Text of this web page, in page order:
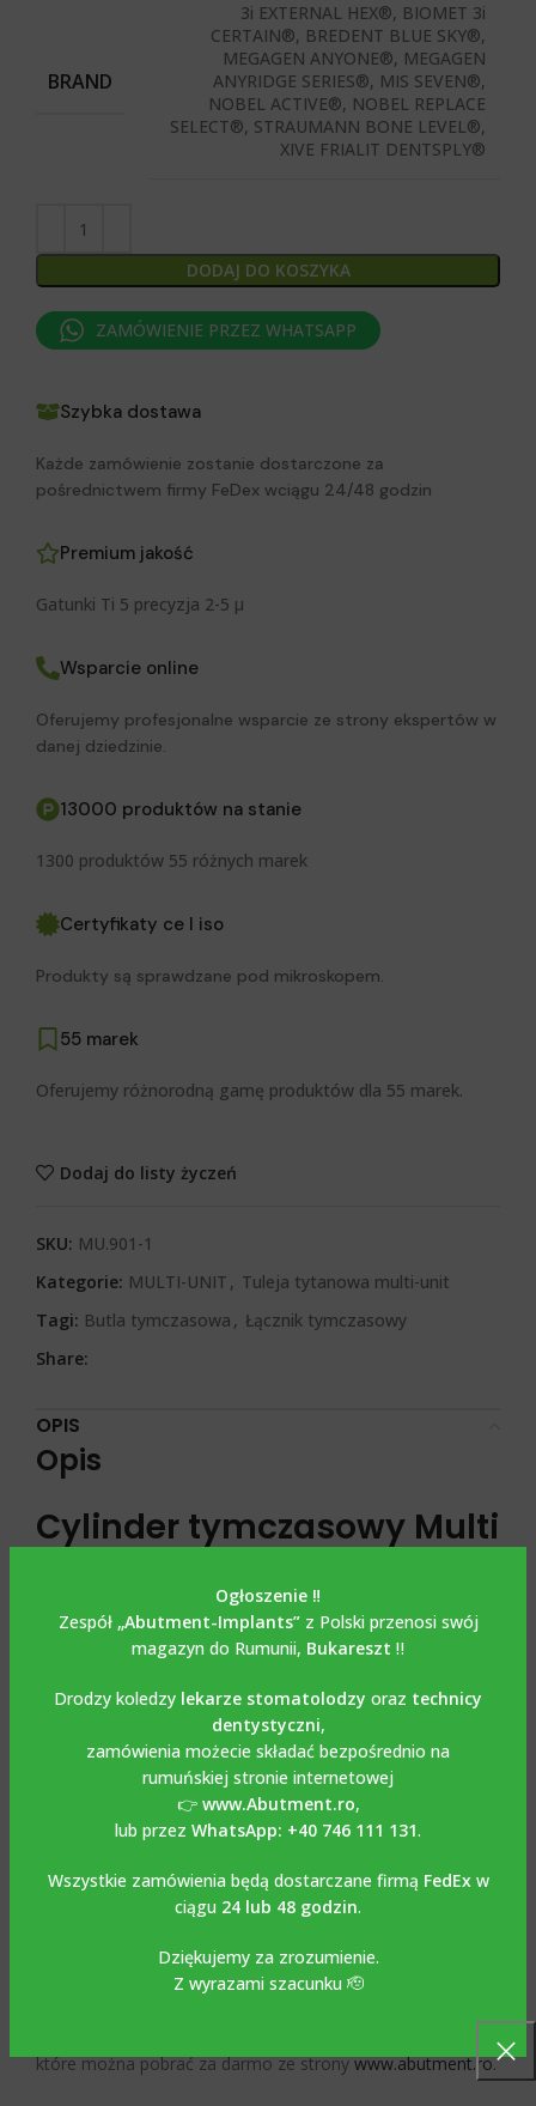
Ogłoszenie ‼️
Zespół „Abutment-Implants”z Polski przenosi swój
magazyn do Rumunii, Bukareszt ‼️
Drodzy koledzy lekarze stomatolodzy oraz technicy
dentystyczni,
zamówienia możecie składać bezpośrednio na
rumuńskiej stronie internetowej
👉 www.Abutment.ro,
lub przez WhatsApp: +40 746 111 131.
Wszystkie zamówienia będą dostarczane firmą FedExw
ciągu 24 lub 48 godzin.
Dziękujemy za zrozumienie.
Z wyrazami szacunku 🫡
BRAND
3i EXTERNAL HEX®, BIOMET 3i
CERTAIN®, BREDENT BLUE SKY®,
MEGAGEN ANYONE®, MEGAGEN
ANYRIDGE SERIES®, MIS SEVEN®,
NOBEL ACTIVE®, NOBEL REPLACE
SELECT®, STRAUMANN BONE LEVEL®,
XIVE FRIALIT DENTSPLY®
DODAJ DO KOSZYKA
ZAMÓWIENIE PRZEZ WHATSAPP
Szybka dostawa
Każde zamówienie zostanie dostarczone za
pośrednictwem firmy FeDex wciągu 24/48 godzin
Premium jakość
Gatunki Ti 5 precyzja 2-5 μ
Wsparcie online
Oferujemy profesjonalne wsparcie ze strony ekspertów w
danej dziedzinie.
13000 produktów na stanie
1300 produktów 55 różnych marek
Certyfikaty ce I iso
Produkty są sprawdzane pod mikroskopem.
55 marek
Oferujemy różnorodną gamę produktów dla 55 marek.
Dodaj do listy życzeń
SKU: MU.901-1
Kategorie: MULTI-UNIT , Tuleja tytanowa multi-unit
Tagi: Butla tymczasowa , Łącznik tymczasowy
Share:
OPIS
Opis
Cylinder tymczasowy Multi
Temporary Cylinder
compatible with 3I
EXTERNAL HEX
Cylinder tymczasowy Titanium Multi Unit z wkrętem /
Cylinder tymczasowy kompatybilny z 3I EXTERNAL HEX
wykonany jest z tytanu Grade 5-6AL4V. Śruba jest
Ncm. Służy do wykonywania przykręcanych uzupełnień
tymczasowych w multi unitach. Rowki obecne na stronie
uzupełnień tymczasowych. Stosuje się go razem z
klasycznym kluczem protetycznym. Można go używać
które można pobrać za darmo ze stronywww.abutment.ro.